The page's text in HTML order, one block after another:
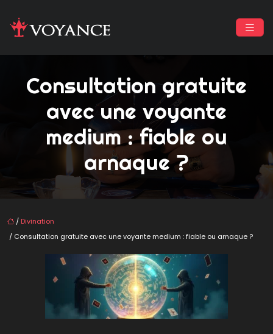
Consultation gratuite
avec une voyante
medium : fiable ou
arnaque ?
/ Divination
/ Consultation gratuite avec une voyante medium : fiable ou arnaque ?